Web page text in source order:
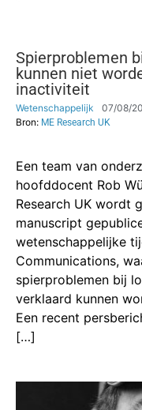
Spierproblemen
kunnen niet
inactiviteit
Wetenschappelijk
07/08/
Bron: ME Research UK
Een team van
hoofddocent Rob
Research UK wordt
manuscript
wetenschappelijke
Communications,
spierproblemen bij
verklaard kunnen
Een recent
[…]